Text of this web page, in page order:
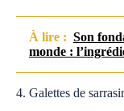
À lire : Son
monde :
4. Galettes de